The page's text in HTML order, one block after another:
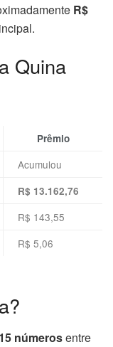
R$
Quina
Prêmio
Acumulou
R$ 13.162,76
R$ 143,55
R$ 5,06
númerosentre